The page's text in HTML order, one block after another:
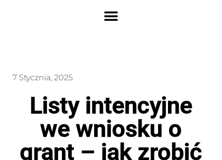
7 Stycznia, 2025
Listy intencyjne
we wniosku o
grant – jak zrobić